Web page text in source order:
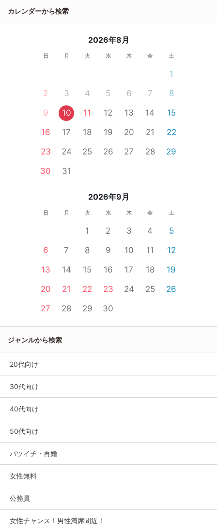
カレンダーから検索
2026年8月
日 月 火 水 木 金 土
1
2
3 4 5 6 7
8
9
10 11 12 13 14
15
16
17 18 19 20 21
22
23
24 25 26 27 28
29
30
31
2026年9月
日 月 火 水 木 金 土
1 2 3 4
5
6
7 8 9 10 11
12
13
14 15 16 17 18
19
20
21 22 23 24 25
26
27
28 29 30
ジャンルから検索
20代向け
30代向け
40代向け
50代向け
バツイチ・再婚
女性無料
公務員
女性チャンス！男性満席間近！